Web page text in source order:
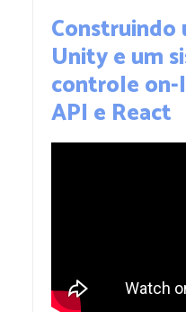
Construindo
Unity e um
controle
API e React